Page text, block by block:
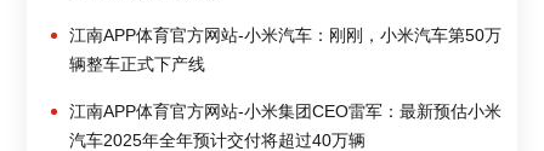
江南APP体育官方网站-小米汽车：刚刚，小米汽车第50万
辆整车正式下产线
江南APP体育官方网站-小米集团CEO雷军：最新预估小米
汽车2025年全年预计交付将超过40万辆